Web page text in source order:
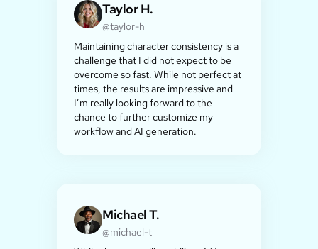
Taylor H.
@taylor-h
Maintaining character consistency is a
challenge that I did not expect to be
overcome so fast. While not perfect at
times, the results are impressive and
I’m really looking forward to the
chance to further customize my
workflow and AI generation.
Michael T.
@michael-t